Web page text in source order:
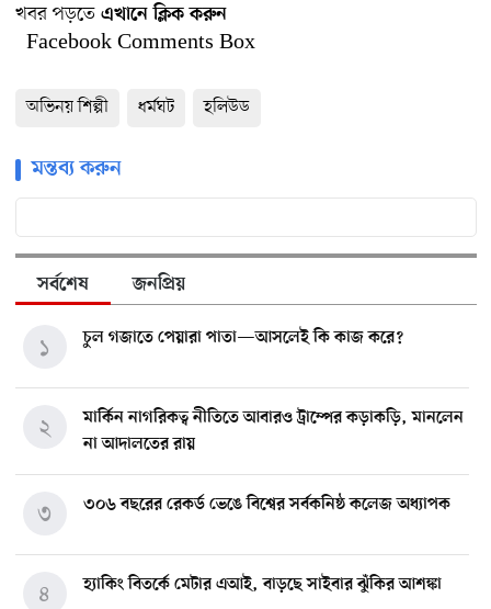
খবর পড়তে এখানে ক্লিক করুন
Facebook Comments Box
অভিনয় শিল্পী ধর্মঘট হলিউড
মন্তব্য করুন
সর্বশেষ জনপ্রিয়
চুল গজাতে পেয়ারা পাতা—আসলেই কি কাজ করে?
১
মার্কিন নাগরিকত্ব নীতিতে আবারও ট্রাম্পের কড়াকড়ি, মানলেন
না আদালতের রায়
২
৩০৬ বছরের রেকর্ড ভেঙে বিশ্বের সর্বকনিষ্ঠ কলেজ অধ্যাপক
৩
হ্যাকিং বিতর্কে মেটার এআই, বাড়ছে সাইবার ঝুঁকির আশঙ্কা
৪